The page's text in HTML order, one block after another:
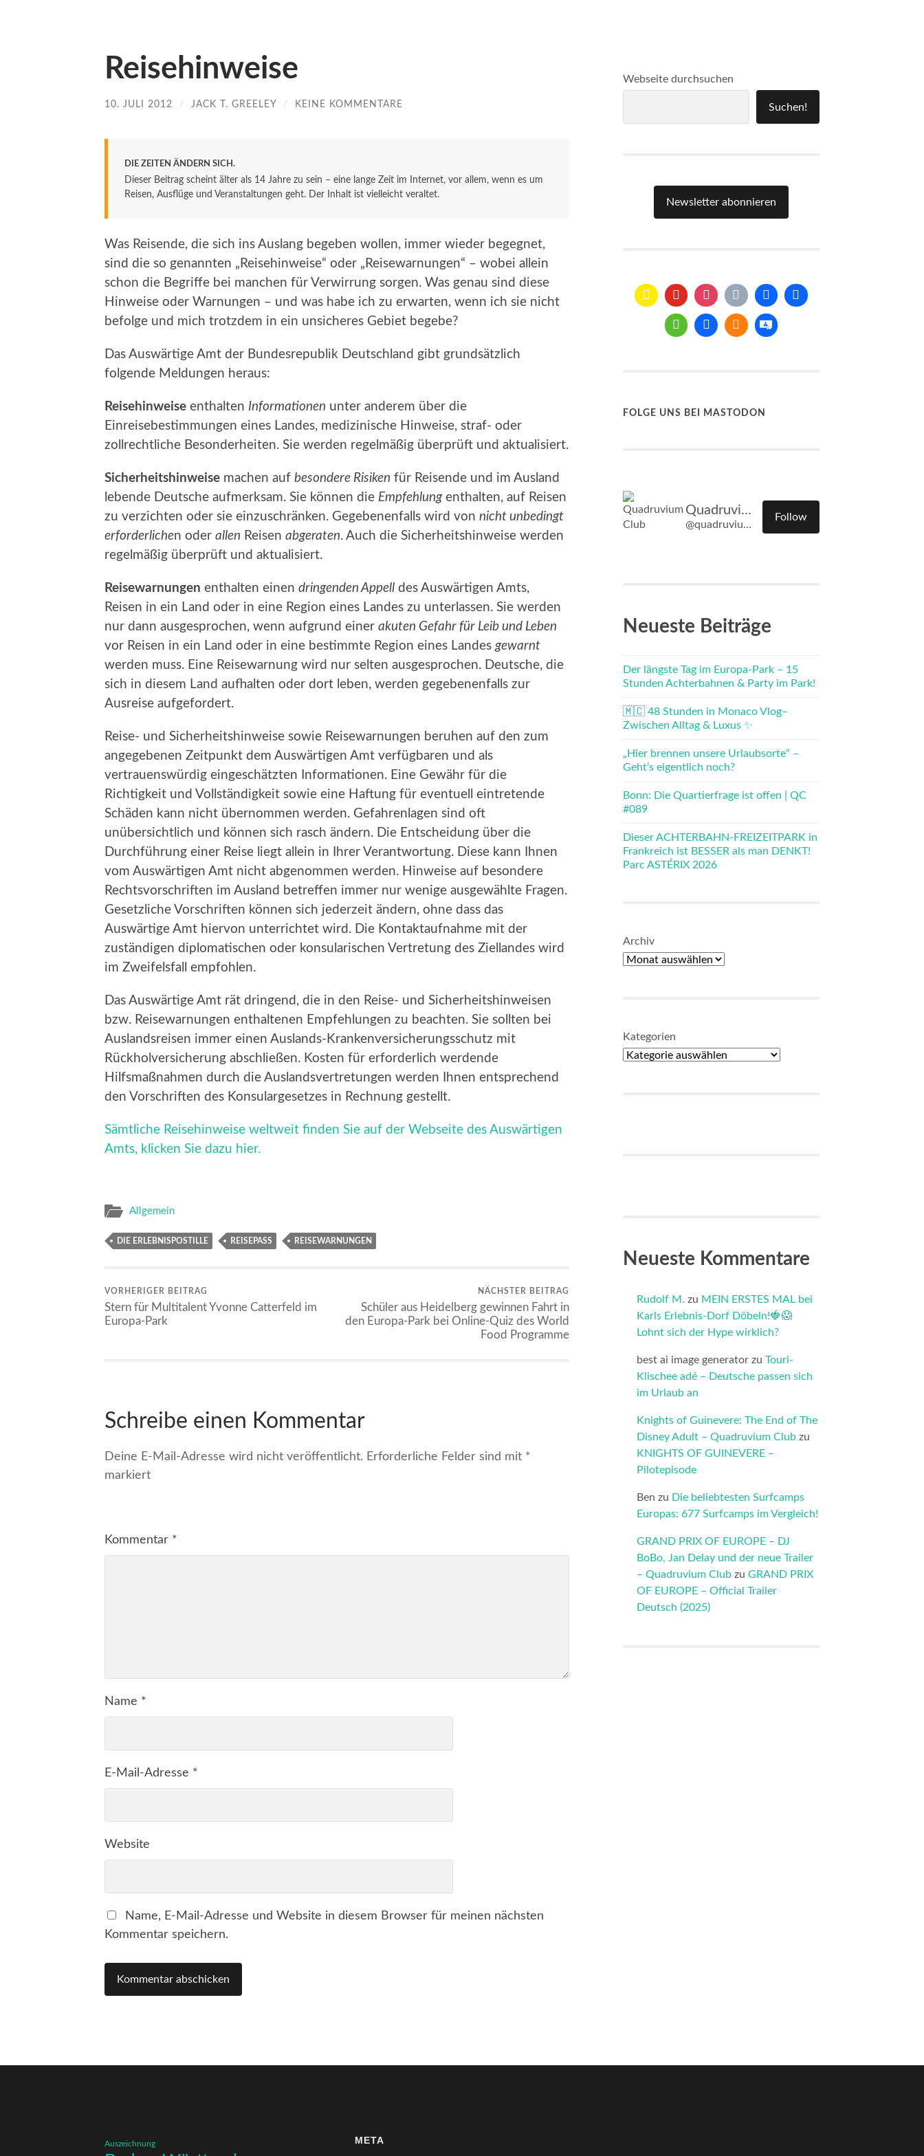
Reisehinweise
10. JULI 2012 / JACK T. GREELEY / KEINE KOMMENTARE
DIE ZEITEN ÄNDERN SICH.
Dieser Beitrag scheint älter als 14 Jahre zu sein – eine lange Zeit im Internet, vor allem, wenn es um
Reisen, Ausflüge und Veranstaltungen geht. Der Inhalt ist vielleicht veraltet.
Was Reisende, die sich ins Auslang begeben wollen, immer wieder begegnet,
sind die so genannten „Reisehinweise“ oder „Reisewarnungen“ – wobei allein
schon die Begriffe bei manchen für Verwirrung sorgen. Was genau sind diese
Hinweise oder Warnungen – und was habe ich zu erwarten, wenn ich sie nicht
befolge und mich trotzdem in ein unsicheres Gebiet begebe?
Das Auswärtige Amt der Bundesrepublik Deutschland gibt grundsätzlich
folgende Meldungen heraus:
Reisehinweise enthalten Informationen unter anderem über die
Einreisebestimmungen eines Landes, medizinische Hinweise, straf- oder
zollrechtliche Besonderheiten. Sie werden regelmäßig überprüft und aktualisiert.
Sicherheitshinweise machen auf besondere Risiken für Reisende und im Ausland
lebende Deutsche aufmerksam. Sie können die Empfehlungenthalten, auf Reisen
zu verzichten oder sie einzuschränken. Gegebenenfalls wird von nicht unbedingt
erforderlichen oder allen Reisen abgeraten. Auch die Sicherheitshinweise werden
regelmäßig überprüft und aktualisiert.
Reisewarnungen enthalten einen dringenden Appell des Auswärtigen Amts,
Reisen in ein Land oder in eine Region eines Landes zu unterlassen. Sie werden
nur dann ausgesprochen, wenn aufgrund einer akuten Gefahr für Leib und Leben
vor Reisen in ein Land oder in eine bestimmte Region eines Landes gewarnt
werden muss. Eine Reisewarnung wird nur selten ausgesprochen. Deutsche, die
sich in diesem Land aufhalten oder dort leben, werden gegebenenfalls zur
Ausreise aufgefordert.
Reise- und Sicherheitshinweise sowie Reisewarnungen beruhen auf den zum
angegebenen Zeitpunkt dem Auswärtigen Amt verfügbaren und als
vertrauenswürdig eingeschätzten Informationen. Eine Gewähr für die
Richtigkeit und Vollständigkeit sowie eine Haftung für eventuell eintretende
Schäden kann nicht übernommen werden. Gefahrenlagen sind oft
unübersichtlich und können sich rasch ändern. Die Entscheidung über die
Durchführung einer Reise liegt allein in Ihrer Verantwortung. Diese kann Ihnen
vom Auswärtigen Amt nicht abgenommen werden. Hinweise auf besondere
Rechtsvorschriften im Ausland betreffen immer nur wenige ausgewählte Fragen.
Gesetzliche Vorschriften können sich jederzeit ändern, ohne dass das
Auswärtige Amt hiervon unterrichtet wird. Die Kontaktaufnahme mit der
zuständigen diplomatischen oder konsularischen Vertretung des Ziellandes wird
im Zweifelsfall empfohlen.
Das Auswärtige Amt rät dringend, die in den Reise- und Sicherheitshinweisen
bzw. Reisewarnungen enthaltenen Empfehlungen zu beachten. Sie sollten bei
Auslandsreisen immer einen Auslands-Krankenversicherungsschutz mit
Rückholversicherung abschließen. Kosten für erforderlich werdende
Hilfsmaßnahmen durch die Auslandsvertretungen werden Ihnen entsprechend
den Vorschriften des Konsulargesetzes in Rechnung gestellt.
Sämtliche Reisehinweise weltweit finden Sie auf der Webseite des Auswärtigen
Amts, klicken Sie dazu hier.
Allgemein
DIE ERLEBNISPOSTILLE REISEPASS REISEWARNUNGEN
VORHERIGER BEITRAG
Stern für Multitalent Yvonne Catterfeld im
Europa-Park
NÄCHSTER BEITRAG
Schüler aus Heidelberg gewinnen Fahrt in
den Europa-Park bei Online-Quiz des World
Food Programme
Schreibe einen Kommentar
Deine E-Mail-Adresse wird nicht veröffentlicht. Erforderliche Felder sind mit *
markiert
Kommentar *
Name *
E-Mail-Adresse *
Website
Name, E-Mail-Adresse und Website in diesem Browser für meinen nächsten
Kommentar speichern.
Webseite durchsuchen
Suchen!
Newsletter abonnieren
FOLGE UNS BEI MASTODON
Quadruvium Club
@quadruvium.club@quadruvium.club
Follow
Neueste Beiträge
Der längste Tag im Europa-Park – 15
Stunden Achterbahnen & Party im Park!
🇲🇨 48 Stunden in Monaco Vlog–
Zwischen Alltag & Luxus ✨
„Hier brennen unsere Urlaubsorte“ –
Geht’s eigentlich noch?
Bonn: Die Quartierfrage ist offen | QC
#089
Dieser ACHTERBAHN-FREIZEITPARK in
Frankreich ist BESSER als man DENKT!
Parc ASTÉRIX 2026
Archiv
Kategorien
Neueste Kommentare
Rudolf M. zu MEIN ERSTES MAL bei
Karls Erlebnis-Dorf Döbeln!🍓😱
Lohnt sich der Hype wirklich?
best ai image generator zu Touri-
Klischee adé – Deutsche passen sich
im Urlaub an
Knights of Guinevere: The End of The
Disney Adult – Quadruvium Club zu
KNIGHTS OF GUINEVERE –
Pilotepisode
Ben zu Die beliebtesten Surfcamps
Europas: 677 Surfcamps im Vergleich!
GRAND PRIX OF EUROPE – DJ
BoBo, Jan Delay und der neue Trailer
– Quadruvium Club zu GRAND PRIX
OF EUROPE – Official Trailer
Deutsch (2025)
Auszeichnung META